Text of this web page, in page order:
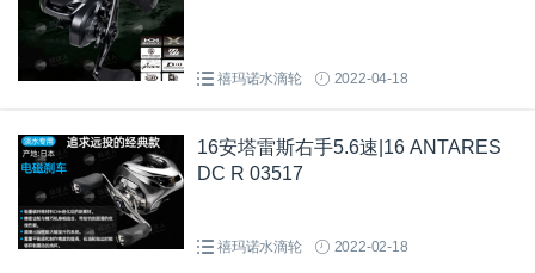
禧玛诺水滴轮 2022-04-18
16安塔雷斯右手5.6速|16 ANTARES
DC R 03517
禧玛诺水滴轮 2022-02-18